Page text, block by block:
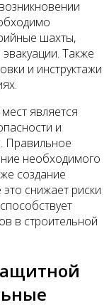
шахты,
Также
и инструктажи
является
и
Правильное
необходимого
создание
снижает риски
в строительной